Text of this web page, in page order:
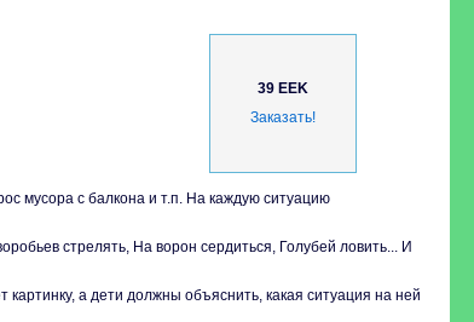
39 EEK
Заказать!
мусора с балкона и т.п. На каждую ситуацию
стрелять, На ворон сердиться, Голубей ловить... И
а дети должны объяснить, какая ситуация на ней